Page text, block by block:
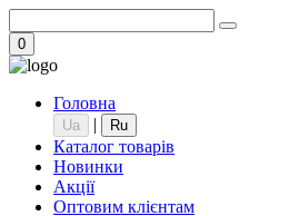
0
Головна
Ua | Ru
Каталог товарів
Новинки
Акції
Оптовим клієнтам